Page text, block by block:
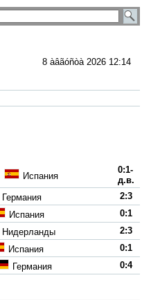
8 àâãóñòà 2026 12:14
Испания
0:1-
д.в.
Германия
2:3
Испания
0:1
Нидерланды
2:3
Испания
0:1
Германия 0:4